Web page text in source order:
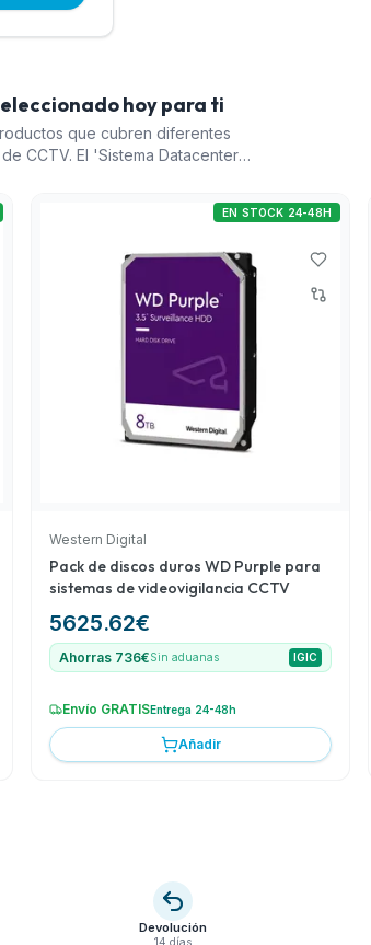
hoy para ti
que cubren diferentes
CCTV. El 'Sistema Datacenter
duros WD Purple' es un
en sistemas de
y la 'Cámara Blackbody para
la precisión en la calibración de
diferentes rangos de precios y
relación calidad-precio y opciones
completo.
Western Digital
Pack de discos duros WD Purple para
sistemas de videovigilancia CCTV
5625.62€
EN STOCK 24-48H
Ahorras 736€Sin aduanas IGIC
Envío GRATISEntrega 24-48h
Añadir
Devolución
14 días